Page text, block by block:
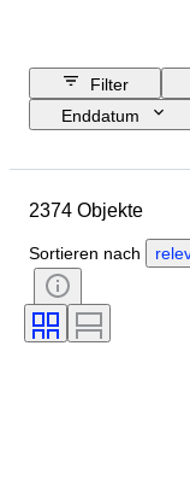
Filter
Enddatum
Stil
Art von
Künstler
Verkauft von
2374 Objekte
Sortieren nach